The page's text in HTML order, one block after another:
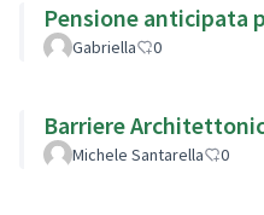
Pensione anticipata
Gabriella 0
Barriere
Michele Santarella 0